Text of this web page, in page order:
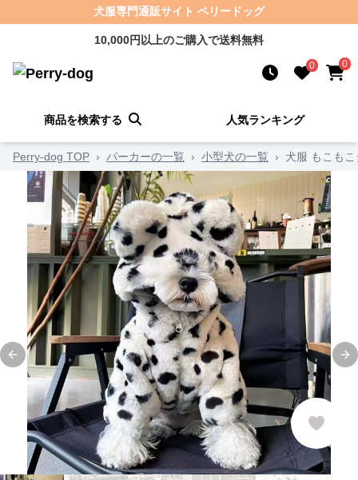
犬服専門通販サイト ペリードッグ
10,000円以上のご購入で送料無料
0 0
商品を検索する 人気ランキング
Perry-dog TOP › パーカーの一覧 › 小型犬の一覧 › 犬服 もこも
Previous slide